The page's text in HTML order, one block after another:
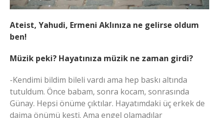
Ateist, Yahudi, Ermeni Aklınıza ne gelirse oldum
ben!
Müzik peki? Hayatınıza müzik ne zaman girdi?
-Kendimi bildim bileli vardı ama hep baskı altında
tutuldum. Önce babam, sonra kocam, sonrasında
Günay. Hepsi önüme çıktılar. Hayatımdaki üç erkek de
daima önümü kesti. Ama engel olamadılar